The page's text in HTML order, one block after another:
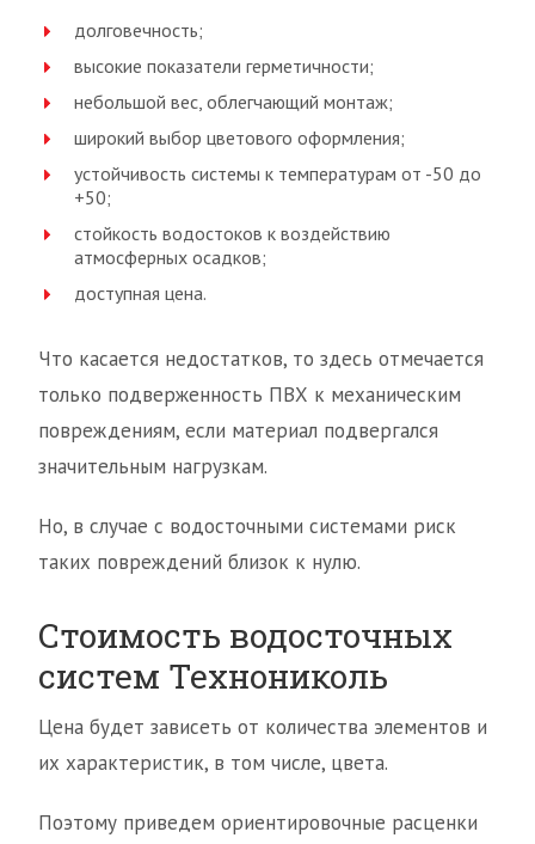
долговечность;
высокие показатели герметичности;
небольшой вес, облегчающий монтаж;
широкий выбор цветового оформления;
устойчивость системы к температурам от -50 до
+50;
стойкость водостоков к воздействию
атмосферных осадков;
доступная цена.
Что касается недостатков, то здесь отмечается
только подверженность ПВХ к механическим
повреждениям, если материал подвергался
значительным нагрузкам.
Но, в случае с водосточными системами риск
таких повреждений близок к нулю.
Стоимость водосточных
систем Технониколь
Цена будет зависеть от количества элементов и
их характеристик, в том числе, цвета.
Поэтому приведем ориентировочные расценки